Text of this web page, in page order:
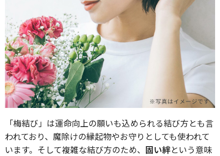
「梅結び」は運命向上の願いも込められる結び方とも言
われており、魔除けの縁起物やお守りとしても使われて
います。そして複雑な結び方のため、 固い絆という意味